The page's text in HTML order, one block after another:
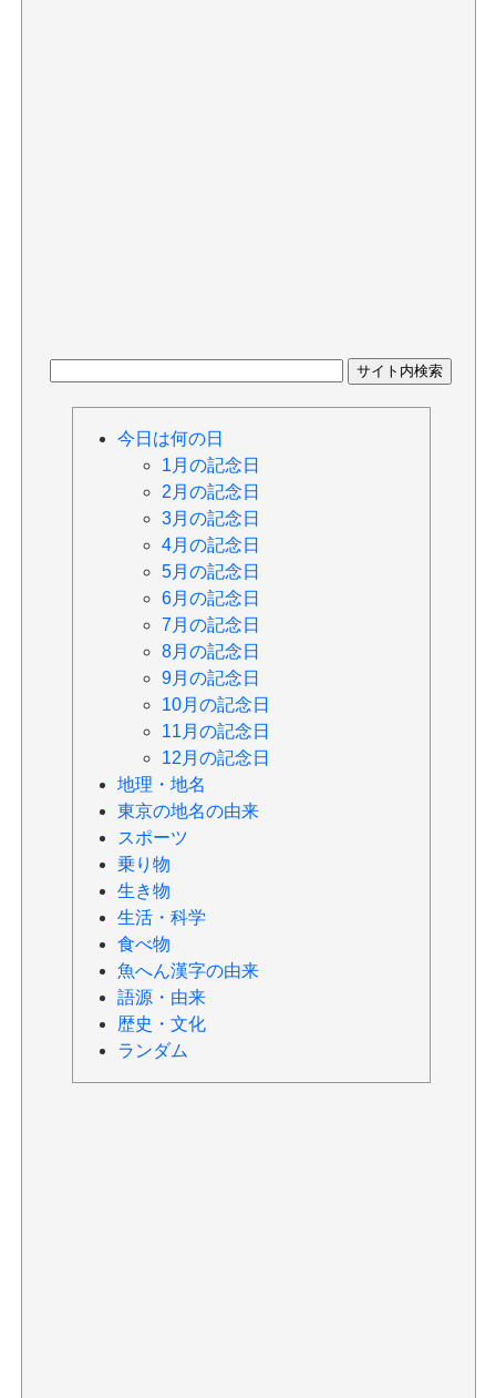
今日は何の日
1月の記念日
2月の記念日
3月の記念日
4月の記念日
5月の記念日
6月の記念日
7月の記念日
8月の記念日
9月の記念日
10月の記念日
11月の記念日
12月の記念日
地理・地名
東京の地名の由来
スポーツ
乗り物
生き物
生活・科学
食べ物
魚へん漢字の由来
語源・由来
歴史・文化
ランダム